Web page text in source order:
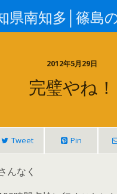
2012年5月29日
完璧やね！
Tweet Pin
んなく